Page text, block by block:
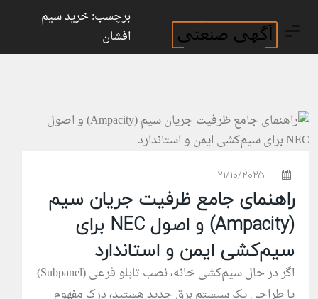
ورود
برچسب: خرید سیم
افشان
21/10/2025
راهنمای جامع ظرفیت جریان سیم
(Ampacity) و اصول NEC برای
سیم‌کشی ایمن و استاندارد
اگر در حال سیم‌کشی خانه، نصب تابلو فرعی (Subpanel)
یا طراحی یک سیستم برق جدید هستید، درک مفهوم